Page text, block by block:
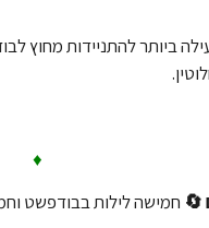
ביותר להתניידות מחוץ
♦
🔄 חמישה לילות בבודפשט